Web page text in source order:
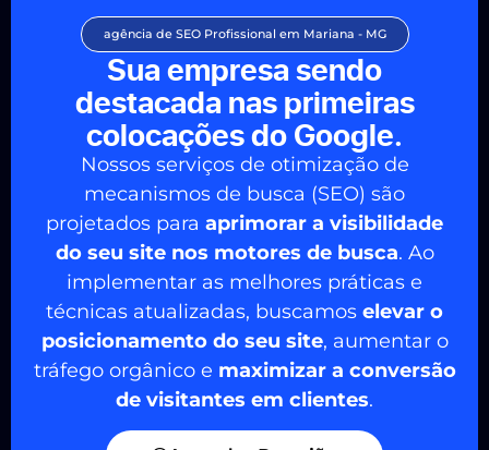
agência de SEO Profissional em Mariana - MG
Sua empresa sendo
destacada nas primeiras
colocações do Google.
Nossos serviços de otimização de
mecanismos de busca (SEO) são
projetados para aprimorar a visibilidade
do seu site nos motores de busca. Ao
implementar as melhores práticas e
técnicas atualizadas, buscamos elevar o
posicionamento do seu site, aumentar o
tráfego orgânico e maximizar a conversão
de visitantes em clientes.